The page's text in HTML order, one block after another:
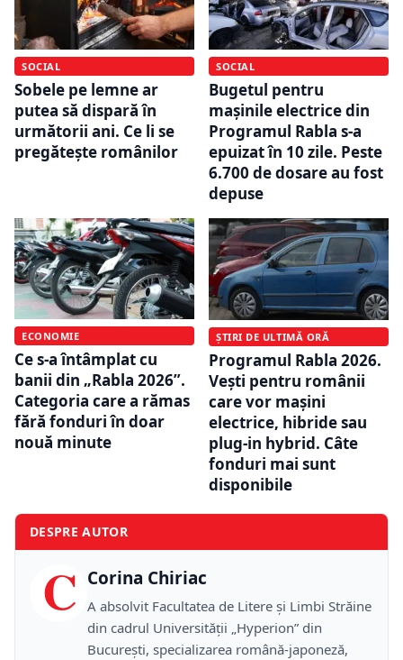
SOCIAL
Sobele pe lemne ar
putea să dispară în
următorii ani. Ce li se
pregătește românilor
SOCIAL
Bugetul pentru
mașinile electrice din
Programul Rabla s-a
epuizat în 10 zile. Peste
6.700 de dosare au fost
depuse
ECONOMIE
Ce s-a întâmplat cu
banii din „Rabla 2026”.
Categoria care a rămas
fără fonduri în doar
nouă minute
ȘTIRI DE ULTIMĂ ORĂ
Programul Rabla 2026.
Vești pentru românii
care vor mașini
electrice, hibride sau
plug-in hybrid. Câte
fonduri mai sunt
disponibile
DESPRE AUTOR
C Corina Chiriac
A absolvit Facultatea de Litere și Limbi Străine
din cadrul Universității „Hyperion” din
București, specializarea română-japoneză,